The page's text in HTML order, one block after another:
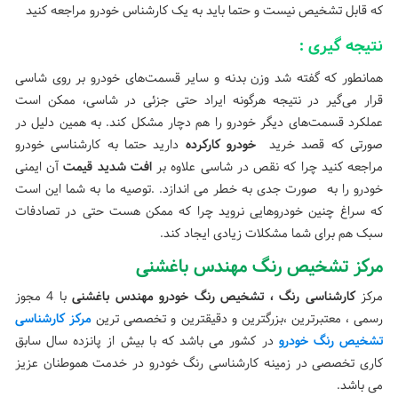
که قابل تشخیص نیست و حتما باید به یک کارشناس خودرو مراجعه کنید
نتیجه گیری :
همانطور که گفته شد وزن بدنه و سایر قسمت‌های خودرو بر روی شاسی
قرار می‌گیر در نتیجه هرگونه ایراد حتی جزئی در شاسی، ممکن است
عملکرد قسمت‌های دیگر خودرو را هم دچار مشکل کند. به همین دلیل در
صورتی که قصد خرید خودرو کارکرده دارید حتما به کارشناسی خودرو
مراجعه کنید چرا که نقص در شاسی علاوه بر افت شدید قیمتآن ایمنی
خودرو را به صورت جدی به خطر می اندازد. .توصیه ما به شما این است
که سراغ چنین خودروهایی نروید چرا که ممکن هست حتی در تصادفات
سبک هم برای شما مشکلات زیادی ایجاد کند.
مرکز تشخیص رنگ مهندس باغشنی
مرکزکارشناسی رنگ ، تشخیص رنگ خودرو مهندس باغشنی
با 4 مجوز
رسمی ، معتبرترین ،بزرگترین و دقیقترین و تخصصی ترین مرکز کارشناسی
تشخیص رنگ خودرو در کشور می باشد که با بیش از پانزده سال سابق
کاری تخصصی در زمینه کارشناسی رنگ خودرو در خدمت هموطنان عزیز
می باشد.